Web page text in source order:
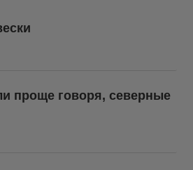
проще говоря, северные